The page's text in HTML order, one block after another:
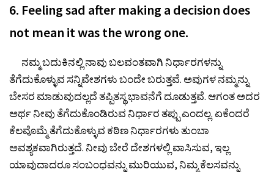
6. Feeling sad after making a decision does
not mean it was the wrong one.
ನಮ್ಮ ಬದುಕಿನಲ್ಲಿ ನಾವು ಬಲವಂತವಾಗಿ ನಿರ್ಧಾರಗಳನ್ನು
ತೆಗೆದುಕೊಳ್ಳುವ ಸನ್ನಿವೇಶಗಳು ಬಂದೇ ಬರುತ್ತವೆ. ಅವುಗಳ ನಮ್ಮನ್ನು
ಬೇಸರ ಮಾಡುವುದಲ್ಲದೆ ತಪ್ಪಿತಸ್ಥ ಭಾವನೆಗೆ ದೂಡುತ್ತವೆ. ಆಗಂತ ಅದರ
ಅರ್ಥ ನೀವು ತೆಗೆದುಕೊಂಡಿರುವ ನಿರ್ಧಾರ ತಪ್ಪು ಎಂದಲ್ಲ. ಏಕೆಂದರೆ
ಕೆಲವೊಮ್ಮೆ ತೆಗೆದುಕೊಳ್ಳುವ ಕಠಿಣ ನಿರ್ಧಾರಗಳು ತುಂಬಾ
ಅವಶ್ಯಕವಾಗಿರುತ್ತದೆ. ನೀವು ಬೇರೆ ದೇಶಗಳಲ್ಲಿ ವಾಸಿಸುವ, ಇಲ್ಲ
ಯಾವುದಾದರೂ ಸಂಬಂಧವನ್ನು ಮುರಿಯುವ, ನಿಮ್ಮ ಕೆಲಸವನ್ನು